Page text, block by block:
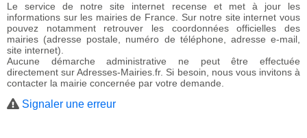
Le service de notre site internet recense et met à jour les
informations sur les mairies de France. Sur notre site internet vous
pouvez notamment retrouver les coordonnées officielles des
mairies (adresse postale, numéro de téléphone, adresse e-mail,
site internet).
Aucune démarche administrative ne peut être effectuée
directement sur Adresses-Mairies.fr. Si besoin, nous vous invitons à
contacter la mairie concernée par votre demande.
Signaler une erreur